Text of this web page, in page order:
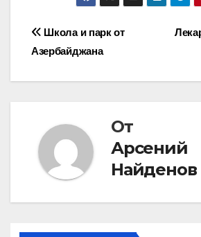
Навигация
по
Школа и парк от
Азербайджана
От
Арсений
Найденов